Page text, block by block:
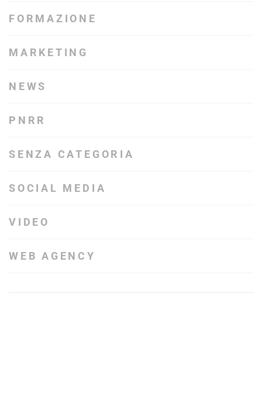
FORMAZIONE
MARKETING
NEWS
PNRR
SENZA CATEGORIA
SOCIAL MEDIA
VIDEO
WEB AGENCY